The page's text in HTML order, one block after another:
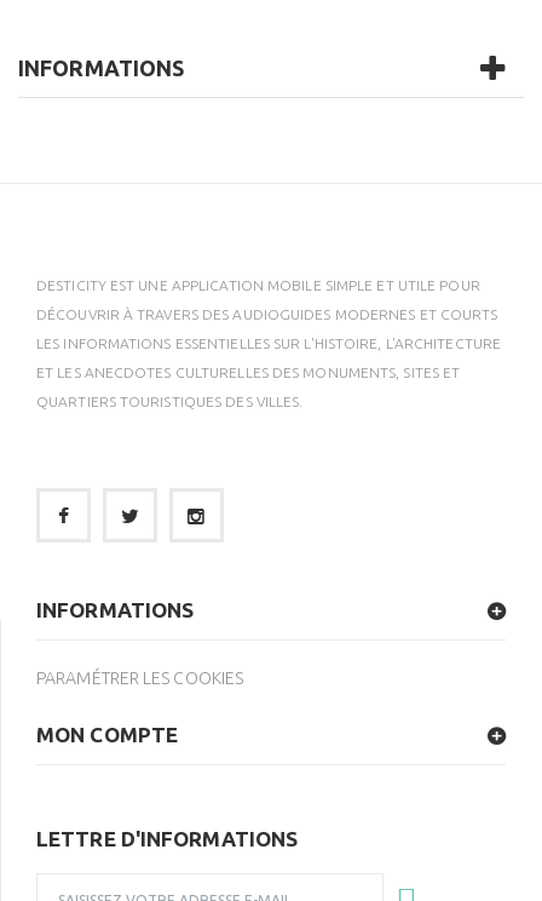
INFORMATIONS
DESTICITY EST UNE APPLICATION MOBILE SIMPLE ET UTILE POUR
DÉCOUVRIR À TRAVERS DES AUDIOGUIDES MODERNES ET COURTS
LES INFORMATIONS ESSENTIELLES SUR L'HISTOIRE, L'ARCHITECTURE
ET LES ANECDOTES CULTURELLES DES MONUMENTS, SITES ET
QUARTIERS TOURISTIQUES DES VILLES.
INFORMATIONS
PARAMÉTRER LES COOKIES
MON COMPTE
LETTRE D'INFORMATIONS